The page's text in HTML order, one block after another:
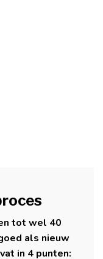
tot wel 40
als nieuw
in 4 punten: